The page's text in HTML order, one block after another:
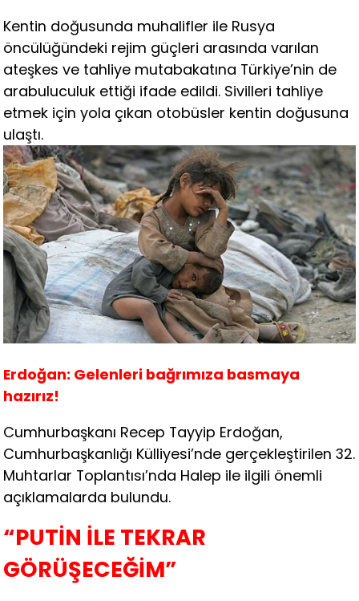
Kentin doğusunda muhalifler ile Rusya
öncülüğündeki rejim güçleri arasında varılan
ateşkes ve tahliye mutabakatına Türkiye’nin de
arabuluculuk ettiği ifade edildi. Sivilleri tahliye
etmek için yola çıkan otobüsler kentin doğusuna
ulaştı.
Erdoğan: Gelenleri bağrımıza basmaya
hazırız!
Cumhurbaşkanı Recep Tayyip Erdoğan,
Cumhurbaşkanlığı Külliyesi’nde gerçekleştirilen 32.
Muhtarlar Toplantısı’nda Halep ile ilgili önemli
açıklamalarda bulundu.
“PUTİN İLE TEKRAR
GÖRÜŞECEĞİM”